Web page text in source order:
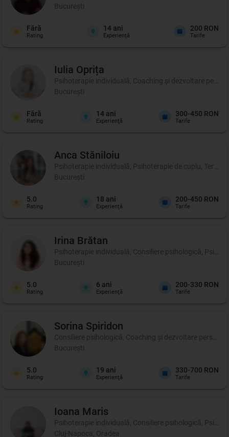
București
Fără
Rating
14 ani
Experienţă
200 RON
Tarife
Iulia Oprița
Psihoterapie individuală, Coaching şi dezvoltare
București
Fără
Rating
14 ani
Experienţă
300-450 RON
Tarife
Anca Stăniloiu
Psihoterapie individuală, Psihoterapie de cuplu,
București
5.0
Rating
18 ani
Experienţă
200-450 RON
Tarife
Irina Brătan
Psihoterapie individuală, Consiliere psihologică,
București
5.0
Rating
6 ani
Experienţă
200-330 RON
Tarife
Sorina Spiridon
Consiliere psihologică, Coaching şi dezvoltare
București
5.0
Rating
19 ani
Experienţă
330-700 RON
Tarife
Ioana Maris
Psihoterapie individuală, Consiliere psihologică,
Cluj-Napoca, Oradea